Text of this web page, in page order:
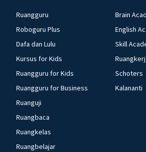
Ruangguru
Roboguru Plus
Dafa dan Lulu
Kursus for Kids
Ruangguru for Kids
Ruangguru for Business
Ruanguji
Ruangbaca
Ruangkelas
Ruangbelajar
Brain
English
Skill
Schoters
Kalananti